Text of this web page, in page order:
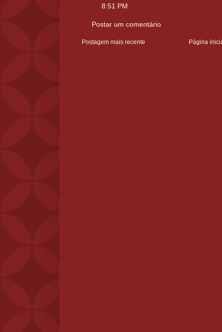
8:51 PM
Postar um comentário
Postagem mais recente Página